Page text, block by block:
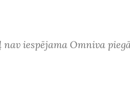
iespējama Omniva